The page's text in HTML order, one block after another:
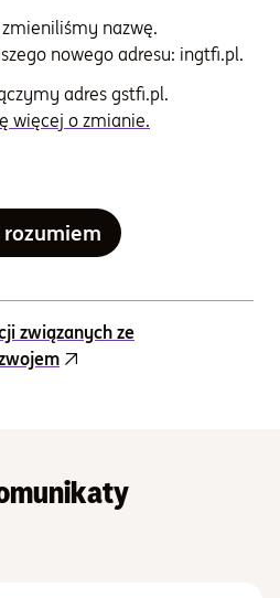
związanych ze
nazwę.
nowego adresu: ingtfi.pl.
adres gstfi.pl.
więcej o zmianie.
rozumiem